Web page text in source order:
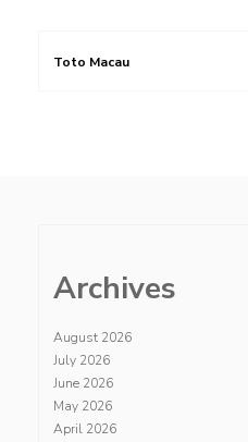
Toto Macau
Archives
August 2026
July 2026
June 2026
May 2026
April 2026